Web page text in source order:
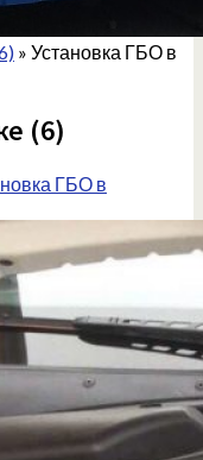
» Установка ГБО в
(6)
ГБО в